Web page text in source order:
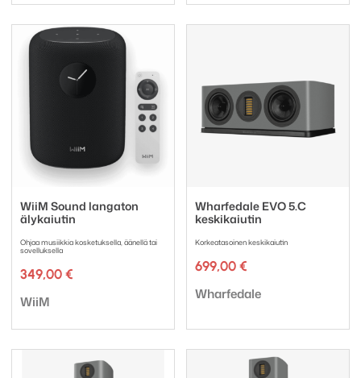
WiiM Sound langaton
älykaiutin
Ohjaa musiikkia kosketuksella, äänellä tai
sovelluksella
349,00 €
Tuotemerkki:
WiiM
Wharfedale EVO 5.C
keskikaiutin
Korkeatasoinen keskikaiutin
699,00 €
Tuotemerkki:
Wharfedale